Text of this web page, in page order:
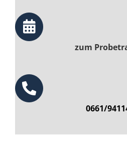
zum
0661/